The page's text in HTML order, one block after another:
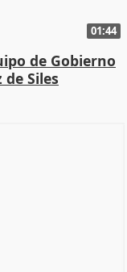
01:44
de Gobierno
Siles